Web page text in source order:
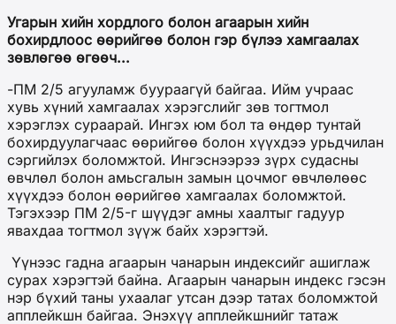
Угарын хийн хордлого болон агаарын хийн
бохирдлоос өөрийгөө болон гэр бүлээ хамгаалах
зөвлөгөө өгөөч...
-ПМ 2/5 агууламж буураагүй байгаа. Ийм учраас
хувь хүний хамгаалах хэрэгслийг зөв тогтмол
хэрэглэх сураарай. Ингэх юм бол та өндөр тунтай
бохирдуулагчаас өөрийгөө болон хүүхдээ урьдчилан
сэргийлэх боломжтой. Ингэснээрээ зүрх судасны
өвчлөл болон амьсгалын замын цочмог өвчлөлөөс
хүүхдээ болон өөрийгөө хамгаалах боломжтой.
Тэгэхээр ПМ 2/5-г шүүдэг амны хаалтыг гадуур
явахдаа тогтмол зүүж байх хэрэгтэй.
Үүнээс гадна агаарын чанарын индексийг ашиглаж
сурах хэрэгтэй байна. Агаарын чанарын индекс гэсэн
нэр бүхий таны ухаалаг утсан дээр татах боломжтой
апплейкшн байгаа. Энэхүү апплейкшнийг татаж